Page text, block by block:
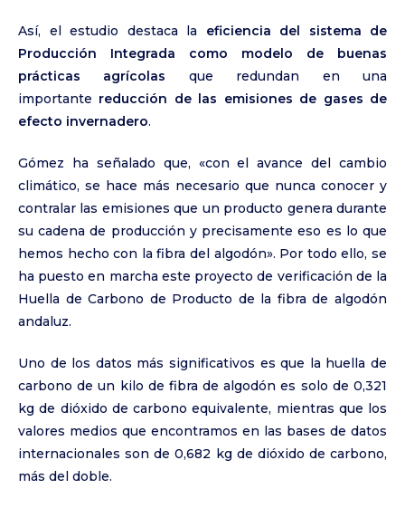
Así, el estudio destaca la eficiencia del sistema de
Producción Integrada como modelo de buenas
prácticas agrícolas que redundan en una
importante reducción de las emisiones de gases de
efecto invernadero.
Gómez ha señalado que, «con el avance del cambio
climático, se hace más necesario que nunca conocer y
contralar las emisiones que un producto genera durante
su cadena de producción y precisamente eso es lo que
hemos hecho con la fibra del algodón». Por todo ello, se
ha puesto en marcha este proyecto de verificación de la
Huella de Carbono de Producto de la fibra de algodón
andaluz.
Uno de los datos más significativos es que la huella de
carbono de un kilo de fibra de algodón es solo de 0,321
kg de dióxido de carbono equivalente, mientras que los
valores medios que encontramos en las bases de datos
internacionales son de 0,682 kg de dióxido de carbono,
más del doble.